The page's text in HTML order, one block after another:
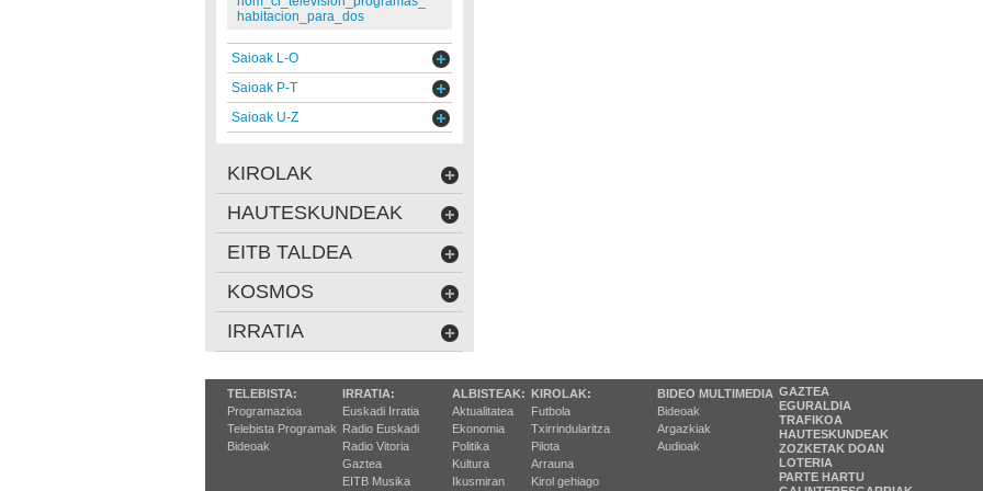
habitacion_para_dos
Saioak L-O
Saioak P-T
Saioak U-Z
KIROLAK
HAUTESKUNDEAK
EITB TALDEA
KOSMOS
IRRATIA
TELEBISTA:
Programazioa
Telebista Programak
Bideoak
IRRATIA:
Euskadi Irratia
Radio Euskadi
Radio Vitoria
Gaztea
EITB Musika
ALBISTEAK:
Aktualitatea
Ekonomia
Politika
Kultura
Ikusmiran
KIROLAK:
Futbola
Txirrindularitza
Pilota
Arrauna
Kirol gehiago
BIDEO MULTIMEDIA
Bideoak
Argazkiak
Audioak
GAZTEA
EGURALDIA
TRAFIKOA
HAUTESKUNDEAK
ZOZKETAK DOAN
LOTERIA
PARTE HARTU